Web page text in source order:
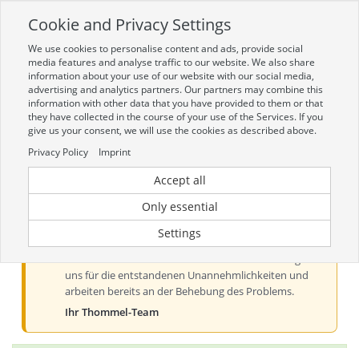
Zur mobilen Kompaktversion (Login erforderlich)
Toggle
navigation
Aktueller Hinweis zur Preis- und
Verfügbarkeitsanzeige
Liebe Kundinnen und Kunden, derzeit kann es bei der
Preis- und Verfügbarkeitsanzeige aus technischen
uns für die entstandenen Unannehmlichkeiten und
arbeiten bereits an der Behebung des Problems.
Ihr Thommel-Team
Cookie and Privacy Settings
We use cookies to personalise content and ads, provide social
media features and analyse traffic to our website. We also share
information about your use of our website with our social media,
advertising and analytics partners. Our partners may combine this
information with other data that you have provided to them or that
they have collected in the course of your use of the Services. If you
give us your consent, we will use the cookies as described above.
Privacy Policy
Imprint
Accept all
Only essential
Settings